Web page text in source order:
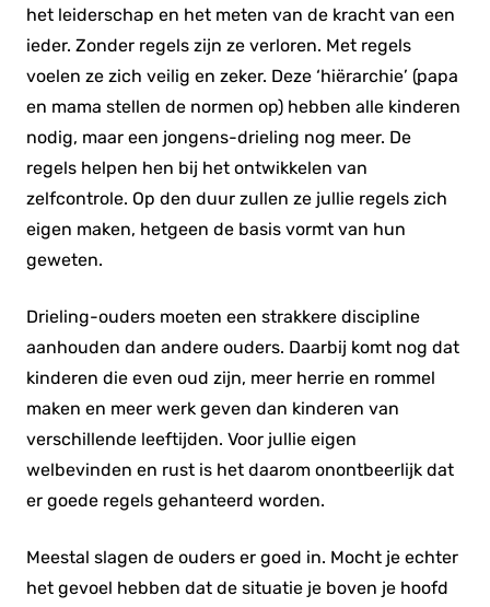
het leiderschap en het meten van de kracht van een
ieder. Zonder regels zijn ze verloren. Met regels
voelen ze zich veilig en zeker. Deze ‘hiërarchie’ (papa
en mama stellen de normen op) hebben alle kinderen
nodig, maar een jongens-drieling nog meer. De
regels helpen hen bij het ontwikkelen van
zelfcontrole. Op den duur zullen ze jullie regels zich
eigen maken, hetgeen de basis vormt van hun
geweten.
Drieling-ouders moeten een strakkere discipline
aanhouden dan andere ouders. Daarbij komt nog dat
kinderen die even oud zijn, meer herrie en rommel
maken en meer werk geven dan kinderen van
verschillende leeftijden. Voor jullie eigen
welbevinden en rust is het daarom onontbeerlijk dat
er goede regels gehanteerd worden.
Meestal slagen de ouders er goed in. Mocht je echter
het gevoel hebben dat de situatie je boven je hoofd